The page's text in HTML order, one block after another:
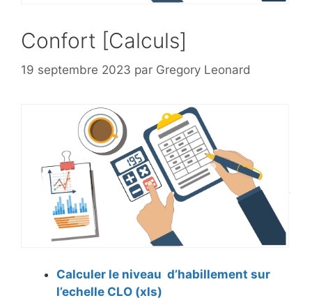
Confort [Calculs]
19 septembre 2023 par Gregory Leonard
Calculer le niveau d’habillement sur
l’echelle CLO (xls)